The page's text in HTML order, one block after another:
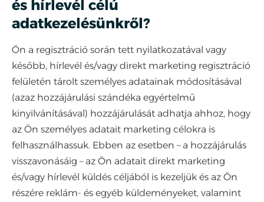
és hírlevél célú
adatkezelésünkről?
Ön a regisztráció során tett nyilatkozatával vagy
később, hírlevél és/vagy direkt marketing regisztráció
felületén tárolt személyes adatainak módosításával
(azaz hozzájárulási szándéka egyértelmű
kinyilvánításával) hozzájárulását adhatja ahhoz, hogy
az Ön személyes adatait marketing célokra is
felhasználhassuk. Ebben az esetben – a hozzájárulás
visszavonásáig – az Ön adatait direkt marketing
és/vagy hírlevél küldés céljából is kezeljük és az Ön
részére reklám- és egyéb küldeményeket, valamint